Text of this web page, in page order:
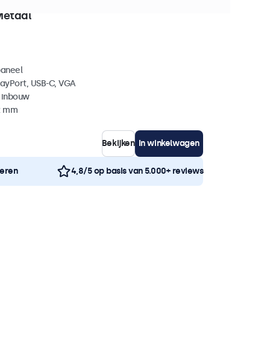
USB-C, VGA
mm
Bekijken In winkelwagen
4,8/5 op basis van 5.000+ reviews